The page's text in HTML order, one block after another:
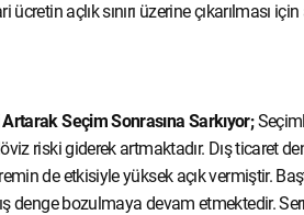
açlık sınırı üzerine çıkarılması
Seçim Sonrasına Sarkıyor;
riski giderek artmaktadır. Dış ticaret
de etkisiyle yüksek açık vermiştir.
denge bozulmaya devam etmektedir.